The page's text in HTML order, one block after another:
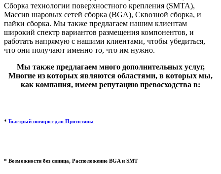
Сборка технологии поверхностного крепления (SMTA),
Массив шаровых сетей сборка (BGA), Сквозной сборка, и
пайки сборка. Мы также предлагаем нашим клиентам
широкий спектр вариантов размещения компонентов, и
работать напрямую с нашими клиентами, чтобы убедиться,
что они получают именно то, что им нужно.
Мы также предлагаем много дополнительных услуг,
Многие из которых являются областями, в которых мы,
как компания, имеем репутацию превосходства в:
* Быстрый поворот для Прототипы
* Возможности без свинца, Расположение BGA и SMT